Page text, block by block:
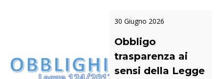
30 Giugno 2026
Obbligo
trasparenza ai
sensi della Legge